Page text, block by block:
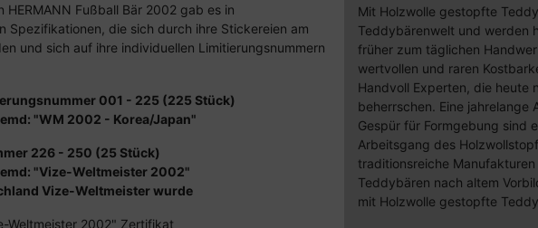
HERMANN Fußball Bär 2002 gab es in
Spezifikationen, die sich durch ihre Stickereien am
und sich auf ihre individuellen Limitierungsnummern
001 - 225 (225 Stück)
"WM 2002 - Korea/Japan"
226 - 250 (25 Stück)
"Vize-Weltmeister 2002"
Vize-Weltmeister wurde
Weltmeister 2002" Zertifikat
Mit Holzwolle gestopfte
Teddybärenwelt und werden
früher zum täglichen
wertvollen und raren
Handvoll Experten, die heute
beherrschen. Eine
Gespür für Formgebung sind
Arbeitsgang des
traditionsreiche
Teddybären nach altem
mit Holzwolle gestopfte